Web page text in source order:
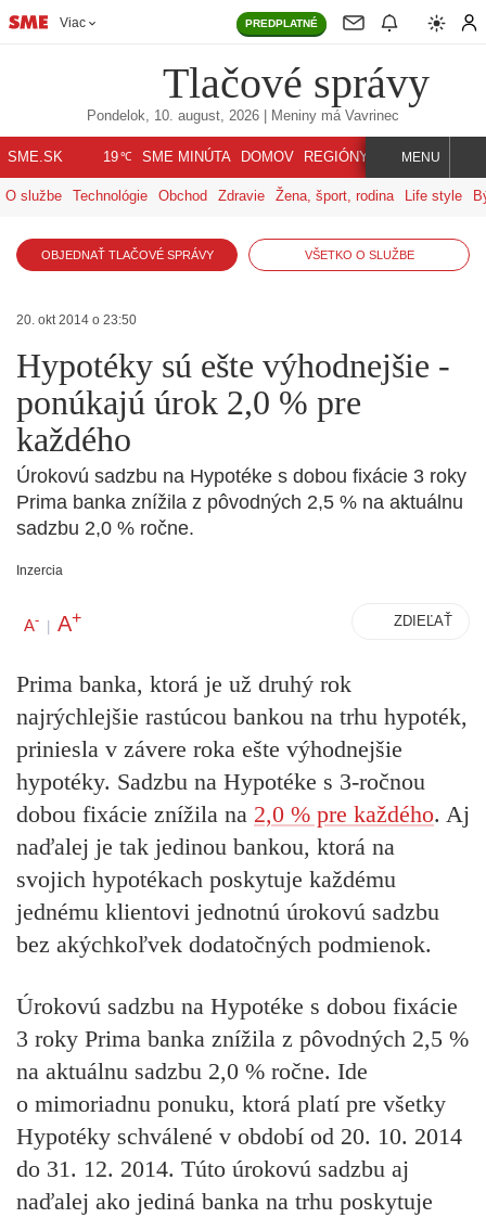
Viac PREDPLATNÉ
Tlačové správy
Pondelok, 10. august, 2026 | Meniny má Vavrinec
SME.SK 19℃ SME MINÚTA DOMOV REGIÓNY INDEX SVET
MENU
O službe Technológie Obchod Zdravie Žena, šport, rodina Life style
OBJEDNAŤ TLAČOVÉ SPRÁVY VŠETKO O SLUŽBE
20. okt 2014 o 23:50
Hypotéky sú ešte výhodnejšie -
ponúkajú úrok 2,0 % pre
každého
Úrokovú sadzbu na Hypotéke s dobou fixácie 3 roky
Prima banka znížila z pôvodných 2,5 % na aktuálnu
sadzbu 2,0 % ročne.
Inzercia
A- | A+ ZDIEĽAŤ
Prima banka, ktorá je už druhý rok
najrýchlejšie rastúcou bankou na trhu hypoték,
priniesla v závere roka ešte výhodnejšie
hypotéky. Sadzbu na Hypotéke s 3-ročnou
dobou fixácie znížila na 2,0 % pre každého. Aj
naďalej je tak jedinou bankou, ktorá na
svojich hypotékach poskytuje každému
jednému klientovi jednotnú úrokovú sadzbu
bez akýchkoľvek dodatočných podmienok.
Úrokovú sadzbu na Hypotéke s dobou fixácie
3 roky Prima banka znížila z pôvodných 2,5 %
na aktuálnu sadzbu 2,0 % ročne. Ide
o mimoriadnu ponuku, ktorá platí pre všetky
Hypotéky schválené v období od 20. 10. 2014
do 31. 12. 2014. Túto úrokovú sadzbu aj
naďalej ako jediná banka na trhu poskytuje